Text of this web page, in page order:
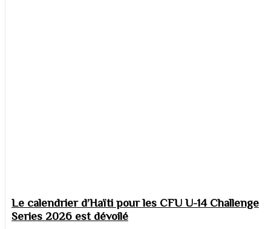
Le calendrier d’Haïti pour les CFU U-14 Challenge
Series 2026 est dévoilé